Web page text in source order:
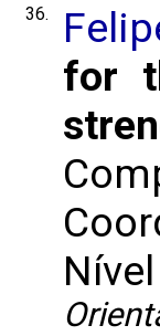
36.
for